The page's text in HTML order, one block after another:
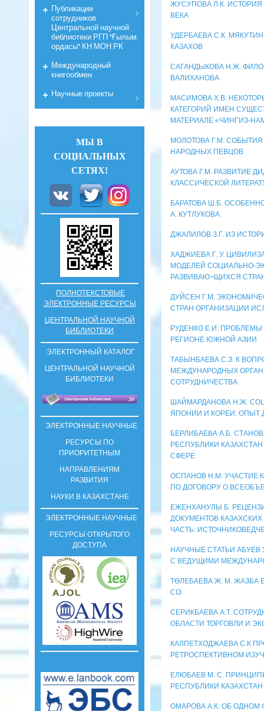
ЖУСУПОВА Л.К. ИСТОРИЯ
ВЕКА
УДЕРБАЕВА С.К.
КАЗАХОВ
САГАНДЫКОВА Н.Ж.
ВАЛИХАНОВА
МАСИМОВА Х.В.
КАТЕГОРИЙ ИМЕН
МАТЕРИАЛЕ «ЧИНГИЗ-
МОЛОТОВА Г.М.
НАРОДНЫХ ПЕВЦОВ
АУТОВА Г.М. РАЗВИТИЕ
КЛАССИЧЕСКОЙ
БАРАТОВА Ш.Б.
А. КУТЛУКОВА
ДЖАЛИЛОВ З.Г. ИЗ
ХАДЖИЕВА Г. У.
МОДЕЛЕЙ СОЦИАЛЬНО-
РАЗВИВАЮ¬ЩИХСЯ
ДУЙСЕН Г.М.
СТРАН ОРГАНИЗАЦИИ
РУДЕНКО Е.И.
РЕГИОНЕ ЮЖНОЙ АЗИИ
ТАБЫНБАЕВА С.З. К
МЕЖДУНАРОДНЫХ
СОТРУДНИЧЕСТВА
ШАЙМАРДАНОВА Н.Ж.
ЯПОНИИ И КОРЕИ: ОПЫТ
БЕРЛИБАЕВА А.Б.
РЕСПУБЛИКИ
СФЕРЕ
ОСПАНОВ Н.М. УЧАСТИЕ
ПО ДОГОВОРУ О
ЕЖЕНХАНУЛЫ Б.
ДОКУМЕНТОВ
ЧАСТЬ:
НАУЧНЫЕ СТАТЬИ АБУЕВ
С ВЕДУЩИМИ
ТӨЛЕБАЕВА Ж. М. ЖАЗБА
СІЗ
СЕРИКБАЕВА А.Т.
ОБЛАСТИ ТОРГОВЛИ И
КАЛПЕТХОДЖАЕВА С.К
РЕТРОСПЕКТИВНОМ
ЕЛЮБАЕВ М. С.
РЕСПУБЛИКИ КАЗАХСТАН
ОМАРОВА А.К. ОБ ОДНОМ
Публикации
сотрудников
Центральной научной
библиотеки РГП "Ғылым
ордасы" КН МОН РК
Международный
книгообмен
Научные проекты
МЫ В
СОЦИАЛЬНЫХ
СЕТЯХ!
ПОЛНОТЕКСТОВЫЕ
ЭЛЕКТРОННЫЕ РЕСУРСЫ
ЦЕНТРАЛЬНОЙ НАУЧНОЙ
БИБЛИОТЕКИ
ЭЛЕКТРОННЫЙ КАТАЛОГ
ЦЕНТРАЛЬНОЙ НАУЧНОЙ
БИБЛИОТЕКИ
ЭЛЕКТРОННЫЕ НАУЧНЫЕ
РЕСУРСЫ ПО
ПРИОРИТЕТНЫМ
НАПРАВЛЕНИЯМ
РАЗВИТИЯ
НАУКИ В КАЗАХСТАНЕ
ЭЛЕКТРОННЫЕ НАУЧНЫЕ
РЕСУРСЫ ОТКРЫТОГО
ДОСТУПА